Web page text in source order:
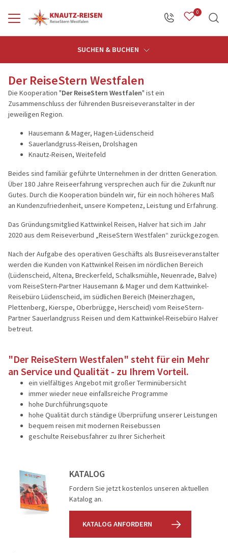
0
SUCHEN & BUCHEN
Reiseprogramm anzeigen
Alle Reisen
Reisekategorien
60plus
Event und
Advents,
Info anzeigen
Abfahrtsorte
Reisestern
Fahrzeuge
Gruppenermäßigung
Reiseschutz-Versicherung
Aktuelles
Service anzeigen
Kontakt
Reisekalender
Gruppenangebote
Haustürabholung
Bordmanifest
Extras bei Busanmietung
Katalogbestellung
Reisebegleiter
Grundpakete & Zustiege
Über uns anzeigen
Willkommen
Jobs & Karriere
Unsere Firmengeschichte
Der ReiseStern Westfalen
Die Kooperation "Der ReiseStern Westfalen" ist ein
Zusammenschluss der führenden Busreiseveranstalter in der
jeweiligen Region.
Hausemann & Mager, Hagen-Lüdenscheid
Sauerlandgruss-Reisen, Drolshagen
Knautz-Reisen, Weitefeld
Beides sind familiär geführte Unternehmen in der dritten Generation.
Über 180 Jahre Reiseerfahrung versprechen auch für die Zukunft nur
Gutes. Durch die Kooperation bündeln wir, für ein noch höheres Maß
an Kundenzufriedenheit, unsere Kompetenz, Leistung und Erfahrung.
Das Gründungsmitglied Kattwinkel Reisen, Halver hat sich im Jahr
2020 aus dem Reiseverbund „ReiseStern Westfalen“ zurückgezogen.
Nach der Aufgabe des operativen Geschäfts als Busreiseveranstalter
werden die Kunden von Kattwinkel Reisen im nördlichen Bereich
(Lüdenscheid, Altena, Breckerfeld, Schalksmühle, Neuenrade, Balve)
vom ReiseStern-Partner Hausemann & Mager und dem Kattwinkel-
Reisebüro Lüdenscheid, im südlichen Bereich (Meinerzhagen,
Plettenberg, Kierspe, Oberbrügge, Herscheid) vom ReiseStern-
Partner Sauerlandgruss Reisen und dem Kattwinkel-Reisebüro Halver
betreut.
"Der ReiseStern Westfalen" steht für ein Mehr
an Service und Qualität - zu Ihrem Vorteil.
ein vielfältiges Angebot mit großer Terminübersicht
immer wieder neue einfallsreiche Programme
hohe Durchführungsquote
hohe Qualität durch ständige Überprüfung unserer Leistungen
bequem reisen mit modernen Reisebussen
geschulte Reisebusfahrer zu Ihrer Sicherheit
KATALOG
Fordern Sie jetzt kostenlos unseren aktuellen
Katalog an.
KATALOG ANFORDERN